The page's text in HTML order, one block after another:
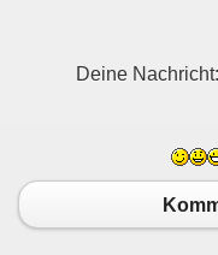
Deine Nachricht: